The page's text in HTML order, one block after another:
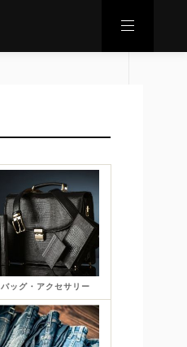
バッグ・アクセサリー